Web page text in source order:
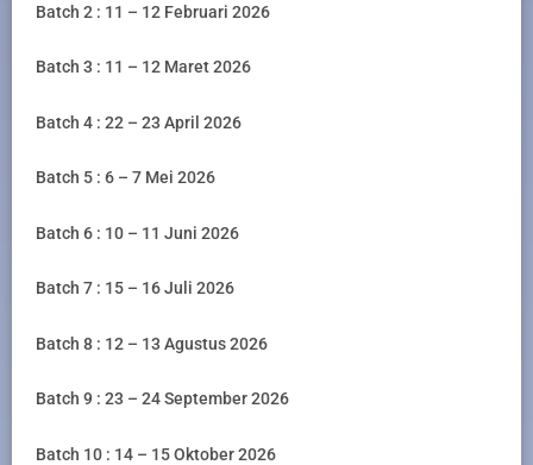
Batch 2 : 11 – 12 Februari 2026
Batch 3 : 11 – 12 Maret 2026
Batch 4 : 22 – 23 April 2026
Batch 5 : 6 – 7 Mei 2026
Batch 6 : 10 – 11 Juni 2026
Batch 7 : 15 – 16 Juli 2026
Batch 8 : 12 – 13 Agustus 2026
Batch 9 : 23 – 24 September 2026
Batch 10 : 14 – 15 Oktober 2026